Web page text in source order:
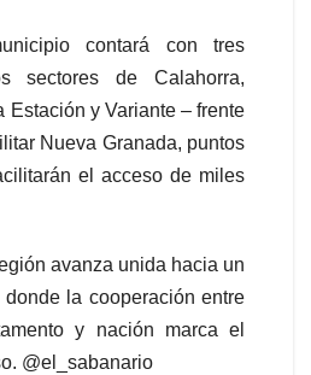
contará con tres
sectores de Calahorra,
Estación y Variante – frente
Nueva Granada, puntos
el acceso de miles
avanza unida hacia un
la cooperación entre
y nación marca el
@el_sabanario